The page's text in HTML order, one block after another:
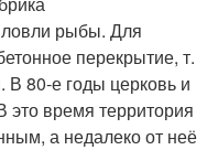
ловли рыбы. Для
перекрытие, т.
В 80-е годы церковь и
это время территория
а недалеко от неё